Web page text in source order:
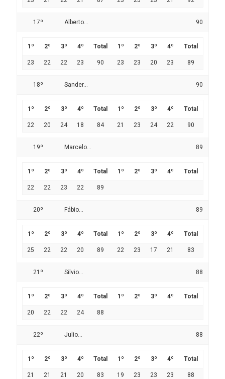
17º Alberto... 90
1º 2º 3º 4º Total 1º 2º 3º 4º Total
23 22 22 23 90 23 23 20 23 89
18º Sander... 90
1º 2º 3º 4º Total 1º 2º 3º 4º Total
22 20 24 18 84 21 23 24 22 90
19º Marcelo... 89
1º 2º 3º 4º Total 1º 2º 3º 4º Total
22 22 23 22 89
20º Fábio... 89
1º 2º 3º 4º Total 1º 2º 3º 4º Total
25 22 22 20 89 22 23 17 21 83
21º Silvio... 88
1º 2º 3º 4º Total 1º 2º 3º 4º Total
20 22 22 24 88
22º Julio... 88
1º 2º 3º 4º Total 1º 2º 3º 4º Total
21 21 21 20 83 19 23 23 23 88